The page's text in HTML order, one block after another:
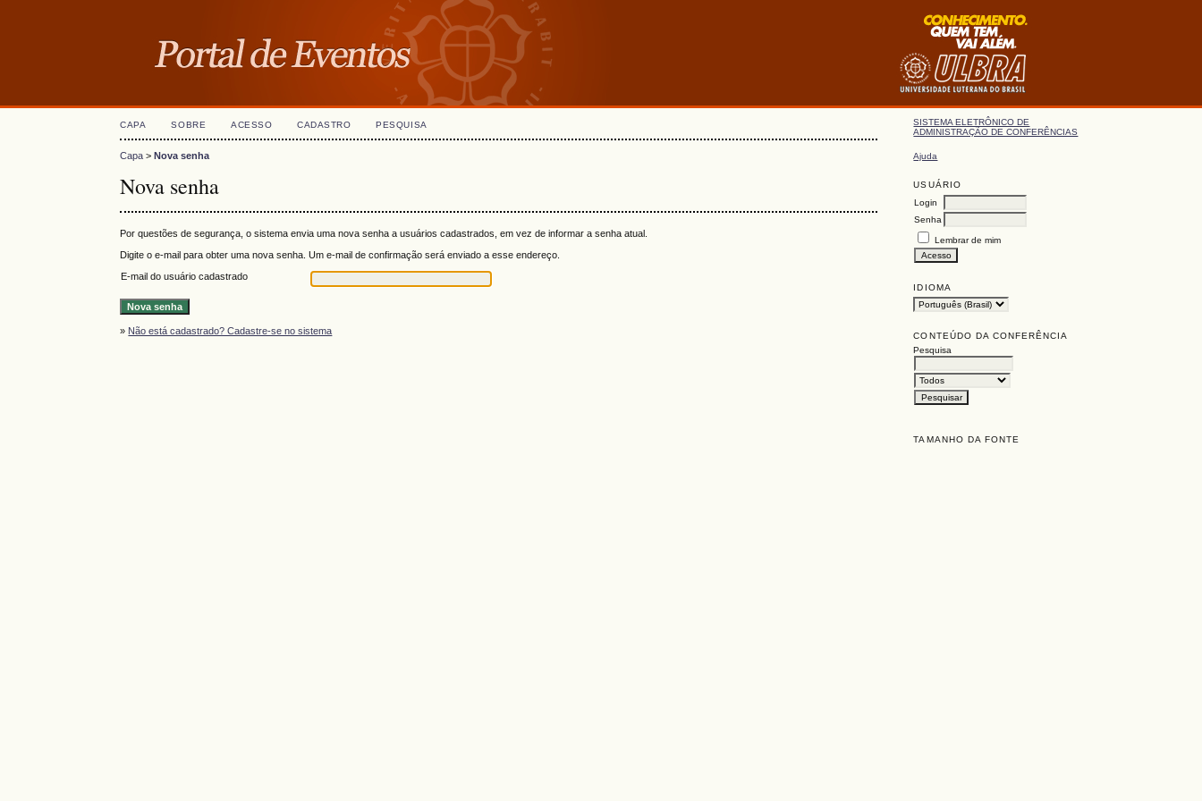
SISTEMA ELETRÔNICO DE
ADMINISTRAÇÃO DE CONFERÊNCIAS
Ajuda
USUÁRIO
Login
Senha
Lembrar de mim
IDIOMA
CONTEÚDO DA CONFERÊNCIA
Pesquisa
TAMANHO DA FONTE
CAPA SOBRE ACESSO CADASTRO PESQUISA
Capa >Nova senha
Nova senha
Por questões de segurança, o sistema envia uma nova senha a usuários cadastrados, em vez de informar a senha atual.
Digite o e-mail para obter uma nova senha. Um e-mail de confirmação será enviado a esse endereço.
E-mail do usuário cadastrado
» Não está cadastrado? Cadastre-se no sistema